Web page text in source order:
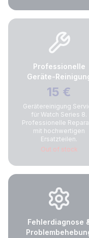
Professionelle
Geräte-
15 €
Gerätereinigung
für Watch Series 8.
Professionelle
mit hochwertigen
Ersatzteilen.
Out of stock
Fehlerdiagnose